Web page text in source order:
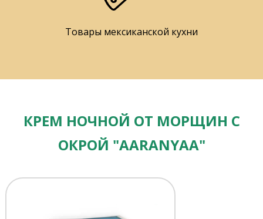
Товары мексиканской кухни
КРЕМ НОЧНОЙ ОТ МОРЩИН С
ОКРОЙ "AARANYAA"